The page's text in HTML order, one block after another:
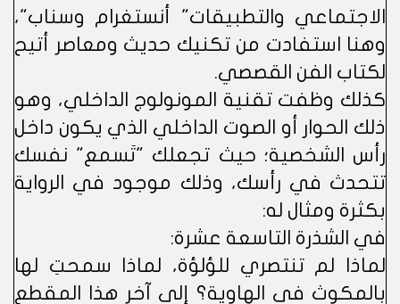
الاجتماعي والتطبيقات" أنستغرام وسناب"،
وهنا استفادت من تكنيك حديث ومعاصر أتيح
لكتاب الفن القصصي.
كذلك وظفت تقنية المونولوج الداخلي، وهو
ذلك الحوار أو الصوت الداخلي الذي يكون داخل
رأس الشخصية؛ حيث تجعلك "تَسمع" نفسك
تتحدث في رأسك، وذلك موجود في الرواية
بكثرة ومثال له:
في الشذرة التاسعة عشرة:
لماذا لم تنتصري للؤلؤة، لماذا سمحتِ لها
بالمكوث في الهاوية؟ إلى آخر هذا المقطع